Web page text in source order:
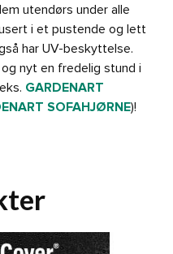
utendørs under alle
i et pustende og lett
har UV-beskyttelse.
nyt en fredelig stund i
GARDENART
SOFAHJØRNE)!